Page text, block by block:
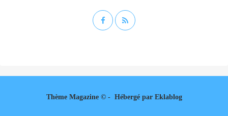
Thème Magazine © - Hébergé par Eklablog